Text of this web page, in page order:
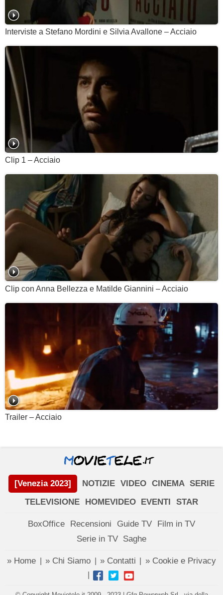
Interviste a Stefano Mordini e Silvia Avallone – Acciaio
Clip 1 – Acciaio
Clip con Anna Bellezza e Matilde Giannini – Acciaio
Trailer – Acciaio
[Venezia 2023] NOTIZIE VIDEO CINEMA SERIE
TELEVISIONE
HOMEVIDEO EVENTI STAR
BoxOffice Recensioni Guide TV
Film in TV
Serie in TV Saghe
» Home » Chi Siamo » Contatti » Cookie e Privacy